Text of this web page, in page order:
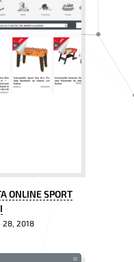
ONLINE SPORT
2018